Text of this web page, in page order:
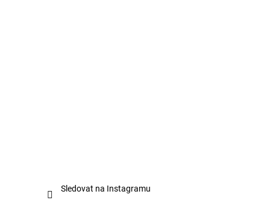
Sledovat na Instagramu